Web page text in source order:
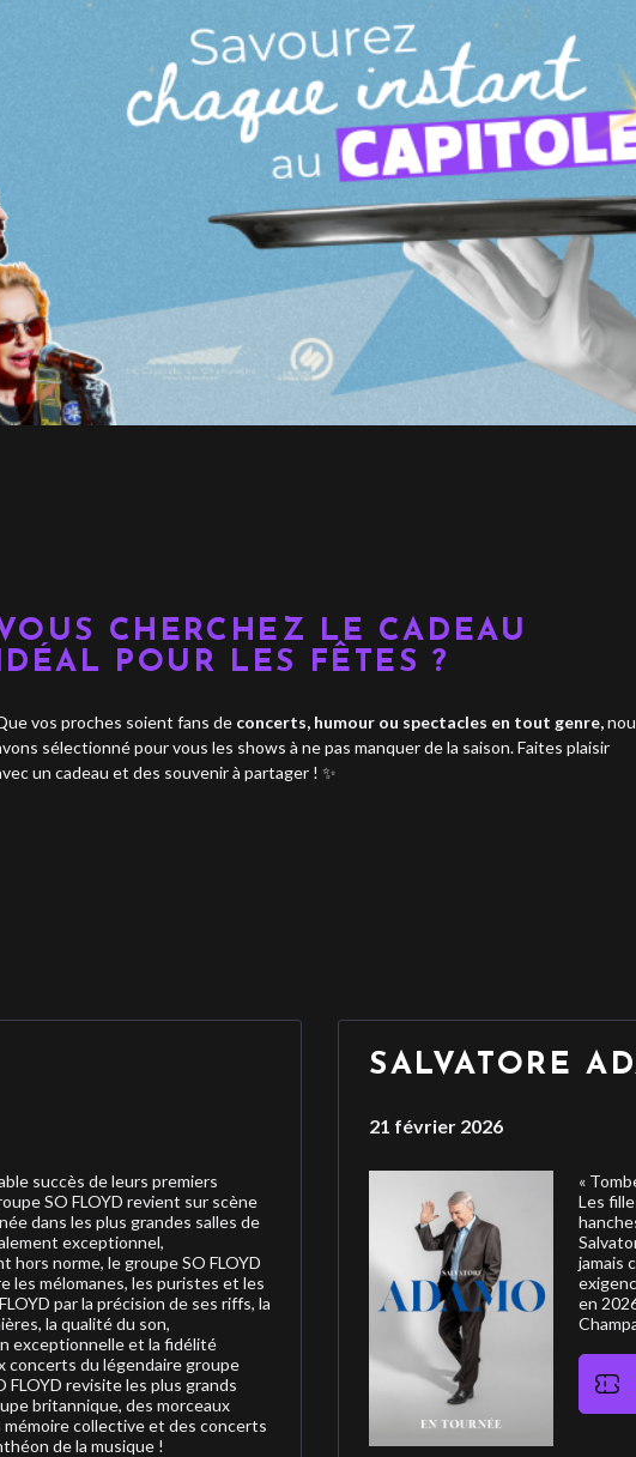
CHERCHEZ LE CADEAU
POUR LES FÊTES ?
vos proches soient fans de concerts, humour ou spectacles en tout genre,
sélectionné pour vous les shows à ne pas manquer de la saison. Faites plaisir
un cadeau et des souvenir à partager ! ✨
succès de leurs premiers
SO FLOYD revient sur scène
dans les plus grandes salles de
exceptionnel,
hors norme, le groupe SO FLOYD
les mélomanes, les puristes et les
par la précision de ses riffs, la
la qualité du son,
exceptionnelle et la fidélité
concerts du légendaire groupe
FLOYD revisite les plus grands
britannique, des morceaux
mémoire collective et des concerts
de la musique !
SALVATORE
21 février 2026
«
Les
jamais
en